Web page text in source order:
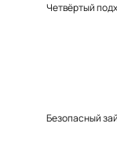
Четвёртый
Безопасный